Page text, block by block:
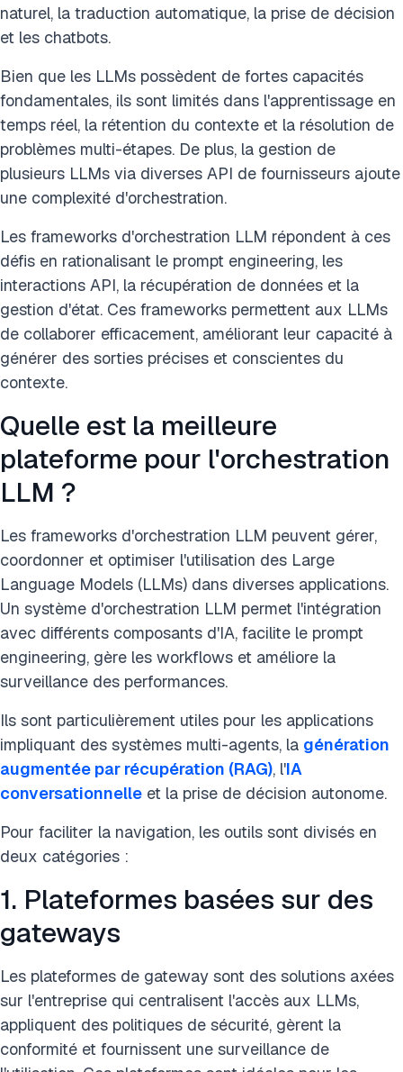
naturel, la traduction automatique, la prise de décision
et les chatbots.
Bien que les LLMs possèdent de fortes capacités
fondamentales, ils sont limités dans l'apprentissage en
temps réel, la rétention du contexte et la résolution de
problèmes multi-étapes. De plus, la gestion de
plusieurs LLMs via diverses API de fournisseurs ajoute
une complexité d'orchestration.
Les frameworks d'orchestration LLM répondent à ces
défis en rationalisant le prompt engineering, les
interactions API, la récupération de données et la
gestion d'état. Ces frameworks permettent aux LLMs
de collaborer efficacement, améliorant leur capacité à
générer des sorties précises et conscientes du
contexte.
Quelle est la meilleure
plateforme pour l'orchestration
LLM ?
Les frameworks d'orchestration LLM peuvent gérer,
coordonner et optimiser l'utilisation des Large
Language Models (LLMs) dans diverses applications.
Un système d'orchestration LLM permet l'intégration
avec différents composants d'IA, facilite le prompt
engineering, gère les workflows et améliore la
surveillance des performances.
Ils sont particulièrement utiles pour les applications
impliquant des systèmes multi-agents, la génération
augmentée par récupération (RAG), l'IA
conversationnelle et la prise de décision autonome.
Pour faciliter la navigation, les outils sont divisés en
deux catégories :
1. Plateformes basées sur des
gateways
Les plateformes de gateway sont des solutions axées
sur l'entreprise qui centralisent l'accès aux LLMs,
appliquent des politiques de sécurité, gèrent la
conformité et fournissent une surveillance de